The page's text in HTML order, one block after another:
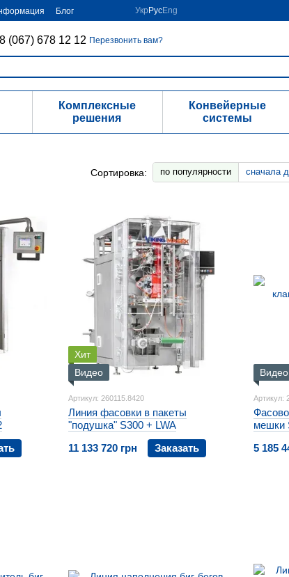
Блог Укр РусEng
(067) 678 12 12 Перезвонить вам?
Комплексные
решения
Конвейерные
системы
Сортировка: по популярности сначала
Хит
Видео
Артикул: 260115.8420
Линия фасовки в пакеты
"подушка" S300 + LWA
11 133 720 грн
Заказать
Видео
Артикул:
мешки
5 185